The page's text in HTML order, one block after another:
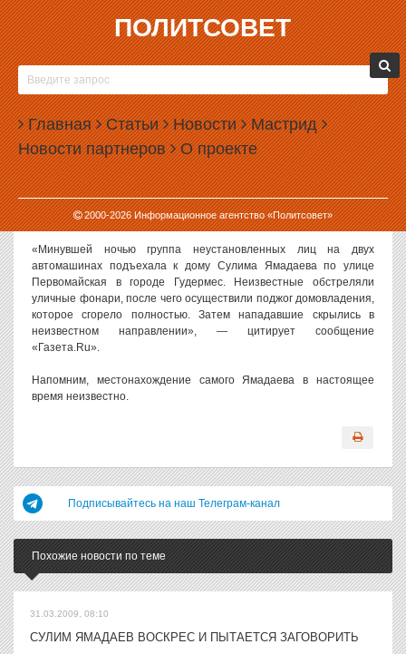
ПОЛИТСОВЕТ
Главная Статьи Новости Мастрид
Новости партнеров О проекте
2000-2026Информационное агентство «Политсовет»
15.01.2009, 13:32
СУЛИМ ЯМАДАЕВ ЛИШИЛСЯ КРЫШИ
Без крыши над головой остался чеченский оппозиционер Сулим
Ямадаев.
Дом бывшего командира расформированного батальона
спецназначения ГРУ «Восток» сожжен в Гудермесе. Об этом
сообщил «Кавказский узел» со ссылкой на источники в
правоохранительных органах Чечни.
«Минувшей ночью группа неустановленных лиц на двух
автомашинах подъехала к дому Сулима Ямадаева по улице
Первомайская в городе Гудермес. Неизвестные обстреляли
уличные фонари, после чего осуществили поджог домовладения,
которое сгорело полностью. Затем нападавшие скрылись в
неизвестном направлении», — цитирует сообщение
«Газета.Ru».
Напомним, местонахождение самого Ямадаева в настоящее
время неизвестно.
Подписывайтесь на наш Телеграм-канал
Похожие новости по теме
31.03.2009, 08:10
СУЛИМ ЯМАДАЕВ ВОСКРЕС И ПЫТАЕТСЯ ЗАГОВОРИТЬ